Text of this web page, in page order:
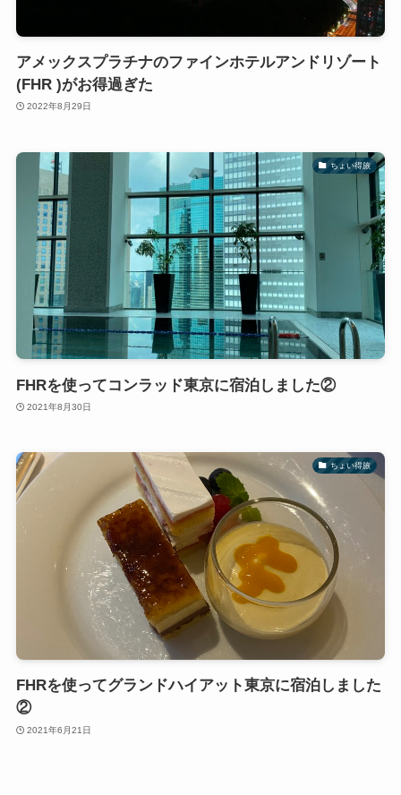
アメックスプラチナのファインホテルアンドリゾート
(FHR )がお得過ぎた
2022年8月29日
ちょい得旅
FHRを使ってコンラッド東京に宿泊しました②
2021年8月30日
ちょい得旅
FHRを使ってグランドハイアット東京に宿泊しました
②
2021年6月21日